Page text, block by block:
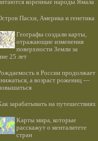
коренные народы Ямала
Пасхи, Америка и генетика
Географы создали карты,
отражающие изменения
поверхности Земли за
25 лет
в России продолжает
а возраст рожениц —
зарабатывать на путешествиях
Карты мира, которые
расскажут о менталитете
стран